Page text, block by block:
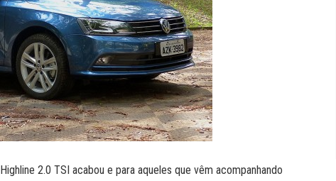
2.0 TSI acabou e para aqueles que vêm acompanhando